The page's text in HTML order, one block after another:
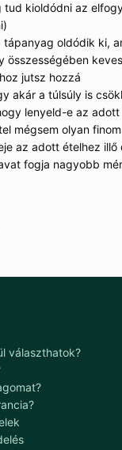
kioldódni az
oldódik ki,
összességében
jutsz hozzá
akár a túlsúly is
lenyeld-e az
mégsem olyan
az adott ételhez
fogja nagyobb
választhatok?